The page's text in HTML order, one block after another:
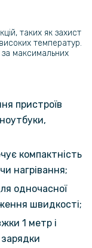
таких як захист
температур.
за максимальних
пристроїв
компактність
нагрівання;
одночасної
швидкості;
1 метр і